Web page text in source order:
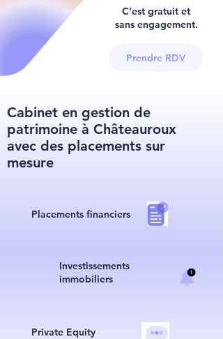
C’est gratuit et
sans engagement.
Prendre RDV
Cabinet en gestion de
patrimoine à Châteauroux
avec des placements sur
mesure
Placements financiers
Investissements
immobiliers
Private Equity